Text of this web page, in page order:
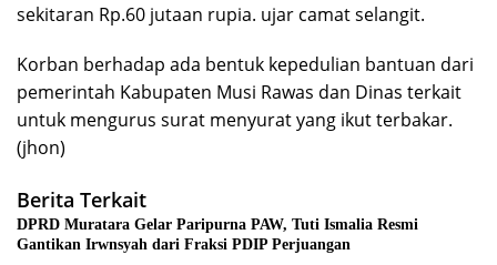
sekitaran Rp.60 jutaan rupia. ujar camat selangit.
Korban berhadap ada bentuk kepedulian bantuan dari
pemerintah Kabupaten Musi Rawas dan Dinas terkait
untuk mengurus surat menyurat yang ikut terbakar.
(jhon)
Berita Terkait
DPRD Muratara Gelar Paripurna PAW, Tuti Ismalia Resmi
Gantikan Irwnsyah dari Fraksi PDIP Perjuangan